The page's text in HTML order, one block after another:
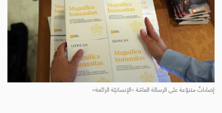
إضاءاتٌ متنوّعة على الرسالة العامّة «الإنسانيّة الرائعة»